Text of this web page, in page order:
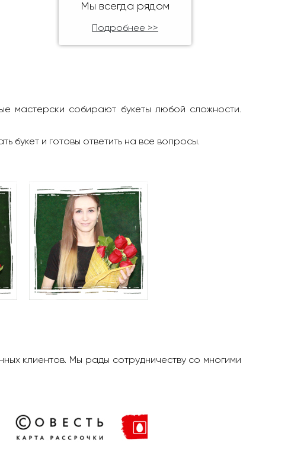
Мы всегда рядом
Подробнее >>
мастерски собирают букеты любой сложности.
букет и готовы ответить на все вопросы.
клиентов. Мы рады сотрудничеству со многими